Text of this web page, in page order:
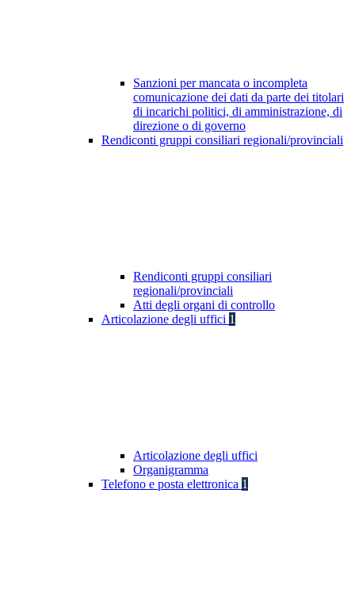
Sanzioni per mancata o incompleta
comunicazione dei dati da parte dei titolari
di incarichi politici, di amministrazione, di
direzione o di governo
Rendiconti gruppi consiliari regionali/provinciali
Rendiconti gruppi consiliari
regionali/provinciali
Atti degli organi di controllo
Articolazione degli uffici 1
Articolazione degli uffici
Organigramma
Telefono e posta elettronica 1